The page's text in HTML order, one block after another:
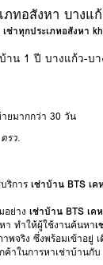
ภทอสังหา บางแ
เช่าทุกประเภทอสังหา
าน 1 ปี บางแก้ว-บ
ยมากกว่า 30 วัน
รว.
ริการ เช่าบ้าน BTS เ
ย่าง เช่าบ้าน BTS เค
า ทำให้ผู้ใช้งานค้นหาเ
พจริง ซึ่งพร้อมเข้าอยู่
าในการหาเช่าบ้านกับ